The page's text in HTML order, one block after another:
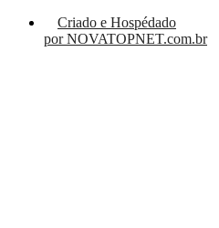
Criado e Hospédado
por NOVATOPNET.com.br